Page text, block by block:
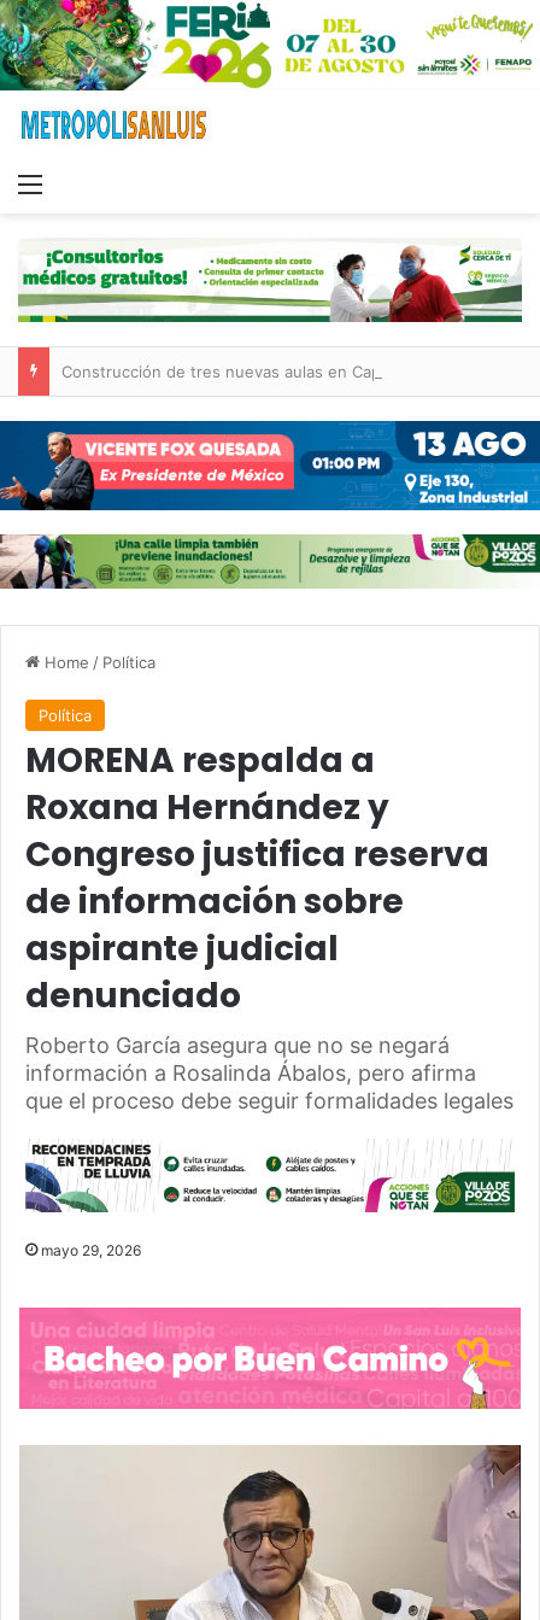
Home / Política
Política
MORENA respalda a
Roxana Hernández y
Congreso justifica reserva
de información sobre
aspirante judicial
denunciado
Roberto García asegura que no se negará
información a Rosalinda Ábalos, pero afirma
que el proceso debe seguir formalidades legales
mayo 29, 2026